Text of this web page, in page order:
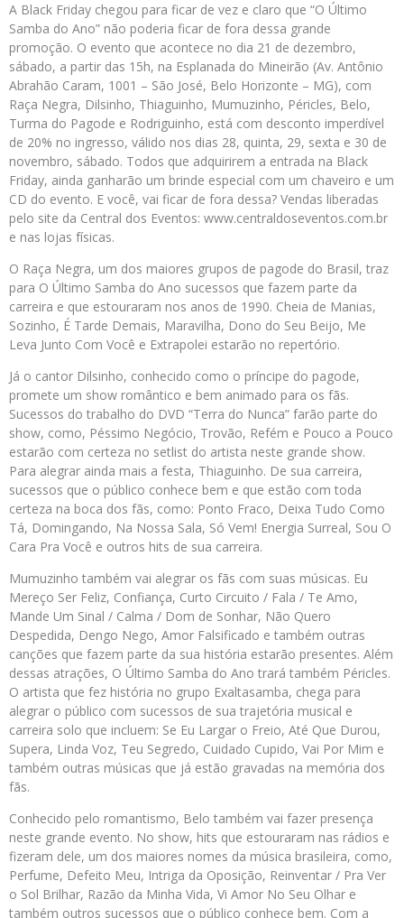
A Black Friday chegou para ficar de vez e claro que “O Último
Samba do Ano” não poderia ficar de fora dessa grande
promoção. O evento que acontece no dia 21 de dezembro,
sábado, a partir das 15h, na Esplanada do Mineirão (Av. Antônio
Abrahão Caram, 1001 – São José, Belo Horizonte – MG), com
Raça Negra, Dilsinho, Thiaguinho, Mumuzinho, Péricles, Belo,
Turma do Pagode e Rodriguinho, está com desconto imperdível
de 20% no ingresso, válido nos dias 28, quinta, 29, sexta e 30 de
novembro, sábado. Todos que adquirirem a entrada na Black
Friday, ainda ganharão um brinde especial com um chaveiro e um
CD do evento. E você, vai ficar de fora dessa? Vendas liberadas
pelo site da Central dos Eventos: www.centraldoseventos.com.br
e nas lojas físicas.
O Raça Negra, um dos maiores grupos de pagode do Brasil, traz
para O Último Samba do Ano sucessos que fazem parte da
carreira e que estouraram nos anos de 1990. Cheia de Manias,
Sozinho, É Tarde Demais, Maravilha, Dono do Seu Beijo, Me
Leva Junto Com Você e Extrapolei estarão no repertório.
Já o cantor Dilsinho, conhecido como o príncipe do pagode,
promete um show romântico e bem animado para os fãs.
Sucessos do trabalho do DVD “Terra do Nunca” farão parte do
show, como, Péssimo Negócio, Trovão, Refém e Pouco a Pouco
estarão com certeza no setlist do artista neste grande show.
Para alegrar ainda mais a festa, Thiaguinho. De sua carreira,
sucessos que o público conhece bem e que estão com toda
certeza na boca dos fãs, como: Ponto Fraco, Deixa Tudo Como
Tá, Domingando, Na Nossa Sala, Só Vem! Energia Surreal, Sou O
Cara Pra Você e outros hits de sua carreira.
Mumuzinho também vai alegrar os fãs com suas músicas. Eu
Mereço Ser Feliz, Confiança, Curto Circuito / Fala / Te Amo,
Mande Um Sinal / Calma / Dom de Sonhar, Não Quero
Despedida, Dengo Nego, Amor Falsificado e também outras
canções que fazem parte da sua história estarão presentes. Além
dessas atrações, O Último Samba do Ano trará também Péricles.
O artista que fez história no grupo Exaltasamba, chega para
alegrar o público com sucessos de sua trajetória musical e
carreira solo que incluem: Se Eu Largar o Freio, Até Que Durou,
Supera, Linda Voz, Teu Segredo, Cuidado Cupido, Vai Por Mim e
também outras músicas que já estão gravadas na memória dos
fãs.
Conhecido pelo romantismo, Belo também vai fazer presença
neste grande evento. No show, hits que estouraram nas rádios e
fizeram dele, um dos maiores nomes da música brasileira, como,
Perfume, Defeito Meu, Intriga da Oposição, Reinventar / Pra Ver
o Sol Brilhar, Razão da Minha Vida, Vi Amor No Seu Olhar e
também outros sucessos que o público conhece bem. Com a